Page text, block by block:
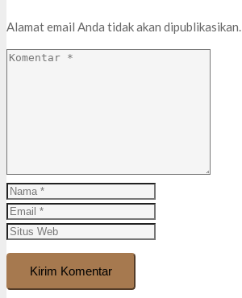
Alamat email Anda tidak akan dipublikasikan.
Kirim Komentar